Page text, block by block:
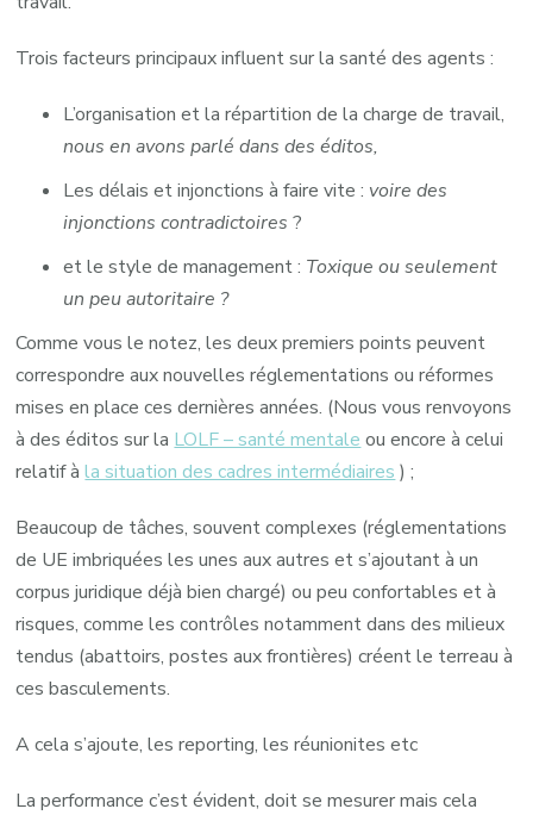
Trois facteurs principaux influent sur la santé des agents :
L’organisation et la répartition de la charge de travail,
nous en avons parlé dans des éditos,
Les délais et injonctions à faire vite : voire des
injonctions contradictoires ?
et le style de management : Toxique ou seulement
un peu autoritaire ?
Comme vous le notez, les deux premiers points peuvent
correspondre aux nouvelles réglementations ou réformes
mises en place ces dernières années. (Nous vous renvoyons
à des éditos sur la LOLF – santé mentale ou encore à celui
relatif àla situation des cadres intermédiaires ) ;
Beaucoup de tâches, souvent complexes (réglementations
de UE imbriquées les unes aux autres et s’ajoutant à un
corpus juridique déjà bien chargé) ou peu confortables et à
risques, comme les contrôles notamment dans des milieux
tendus (abattoirs, postes aux frontières) créent le terreau à
ces basculements.
A cela s’ajoute, les reporting, les réunionites etc
La performance c’est évident, doit se mesurer mais cela